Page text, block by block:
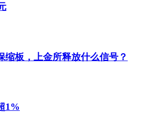
缩板，上金所释放什么信号？
1%